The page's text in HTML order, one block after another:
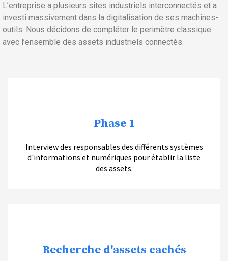
L’entreprise a plusieurs sites industriels interconnectés et a
investi massivement dans la digitalisation de ses machines-
outils. Nous décidons de compléter le perimètre classique
avec l’ensemble des assets industriels connectés.
Phase 1
Interview des responsables des différents systèmes
d'informations et numériques pour établir la liste
des assets.
Recherche d'assets cachés